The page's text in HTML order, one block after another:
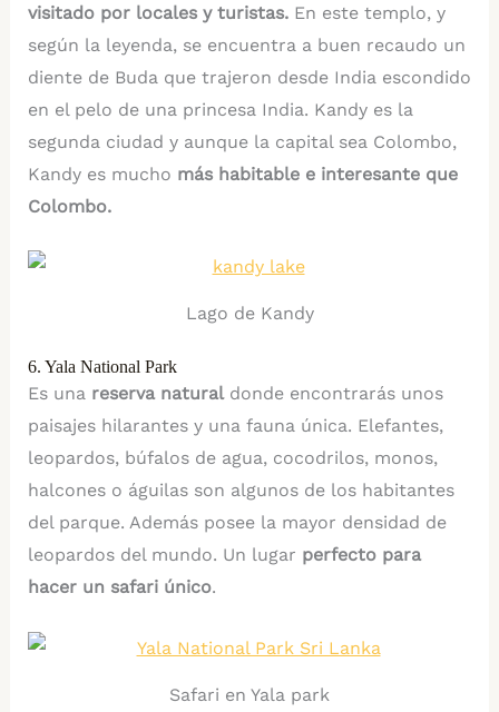
visitado por locales y turistas.En este templo, y
según la leyenda, se encuentra a buen recaudo un
diente de Buda que trajeron desde India escondido
en el pelo de una princesa India. Kandy es la
segunda ciudad y aunque la capital sea Colombo,
Kandy es mucho más habitable e interesante que
Colombo.
Lago de Kandy
6. Yala National Park
Es una reserva naturaldonde encontrarás unos
paisajes hilarantes y una fauna única. Elefantes,
leopardos, búfalos de agua, cocodrilos, monos,
halcones o águilas son algunos de los habitantes
del parque. Además posee la mayor densidad de
leopardos del mundo. Un lugar perfecto para
hacer un safari único.
Safari en Yala park